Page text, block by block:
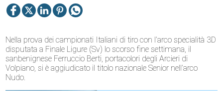
Nella prova dei campionati Italiani di tiro con l’arco specialità 3D
disputata a Finale Ligure (Sv) lo scorso fine settimana, il
sanbenignese Ferruccio Berti, portacolori degli Arcieri di
Volpiano, si è aggiudicato il titolo nazionale Senior nell’arco
Nudo.